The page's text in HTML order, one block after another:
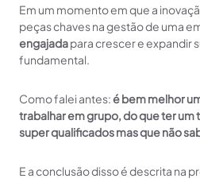
Em um momento em que a
peças chaves na gestão de uma
engajadapara crescer e expandir
fundamental.
Como falei antes:é bem melhor
trabalhar em grupo, do que ter um
super qualificados mas que não
E a conclusão disso é descrita na